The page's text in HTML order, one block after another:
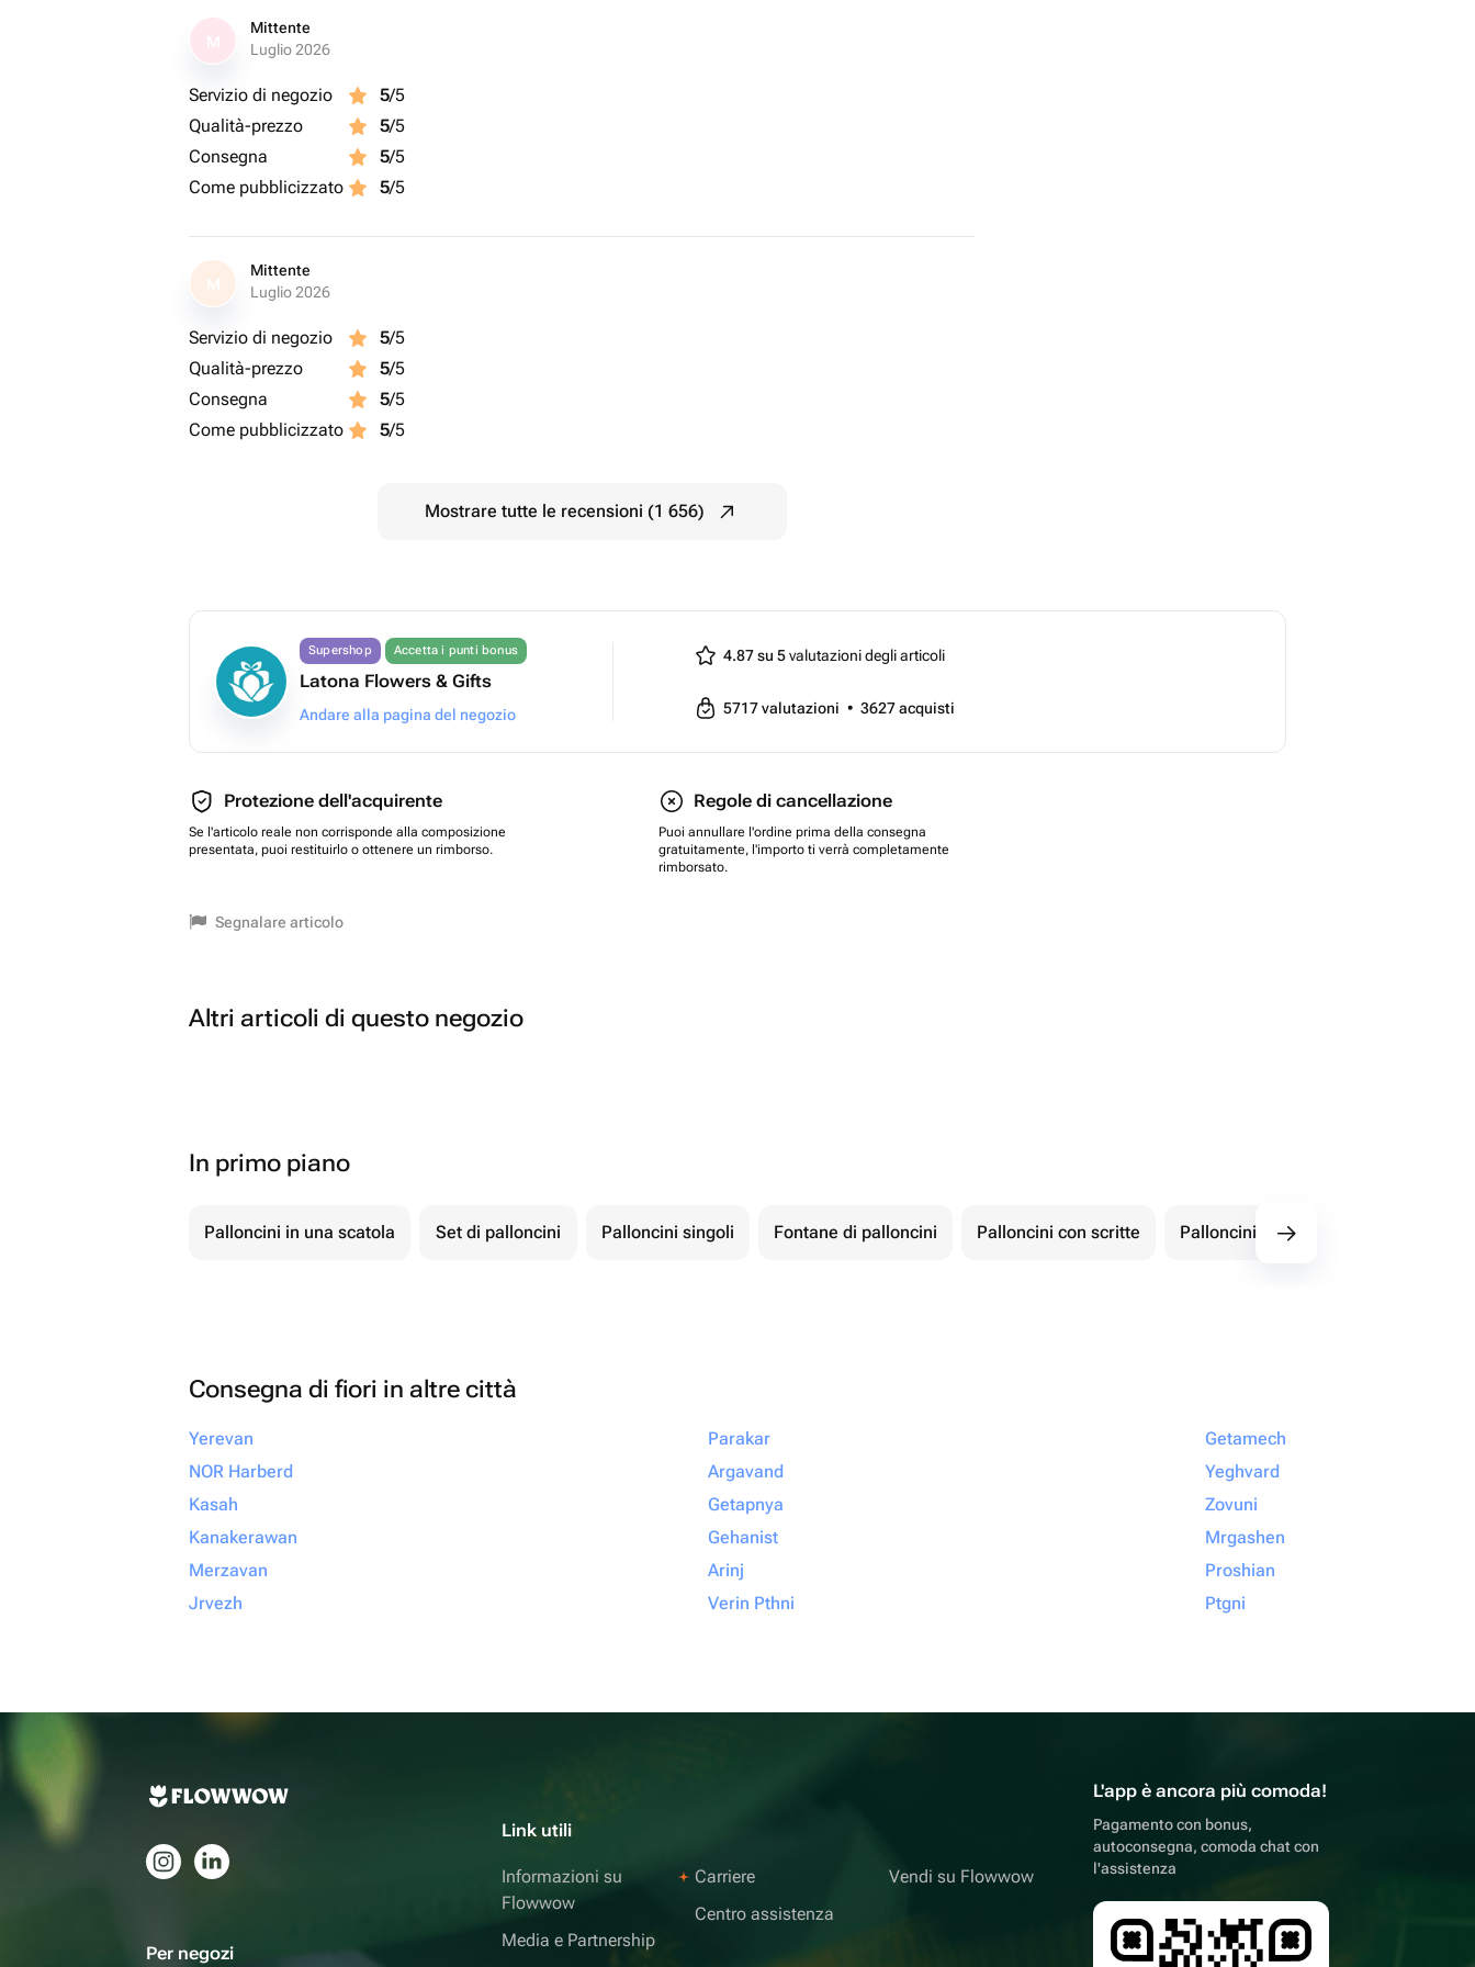
Mittente
Luglio 2026
Servizio di negozio 5/5
Qualità-prezzo
5/5
Consegna
5/5
Come pubblicizzato
5/5
M
Mittente
Luglio 2026
Servizio di negozio 5/5
Qualità-prezzo
5/5
Consegna
5/5
Come pubblicizzato
5/5
Mostrare tutte le recensioni (1 656)
Supershop Accetta i punti bonus
Latona Flowers & Gifts
Andare alla pagina del negozio
4.87 su 5valutazioni degli articoli
5717valutazioni • 3627acquisti
Protezione dell'acquirente
Se l'articolo reale non corrisponde alla composizione
presentata, puoi restituirlo o ottenere un rimborso.
Regole di cancellazione
Puoi annullare l'ordine prima della consegna
gratuitamente, l'importo ti verrà completamente
rimborsato.
Segnalare articolo
Altri articoli di questo negozio
In primo piano
Palloncini in una scatola Set di palloncini Palloncini singoli Fontane di palloncini Palloncini con scritte Palloncini con numeri
Consegna di fiori in altre città
Yerevan
NOR Harberd
Kasah
Kanakerawan
Merzavan
Jrvezh
Parakar
Argavand
Getapnya
Gehanist
Arinj
Verin Pthni
Getamech
Yeghvard
Zovuni
Mrgashen
Proshian
Ptgni
Per negozi
Link utili
Informazioni su
Flowwow
Media e Partnership
Carriere
Centro assistenza
Vendi su Flowwow
L'app è ancora più comoda!
Pagamento con bonus,
autoconsegna, comoda chat con
l'assistenza